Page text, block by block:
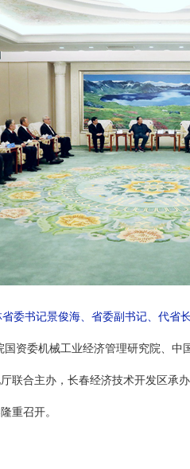
委书记景俊海、省委副书记、代省
资委机械工业经济管理研究院、中
联合主办，长春经济技术开发区承
重召开。